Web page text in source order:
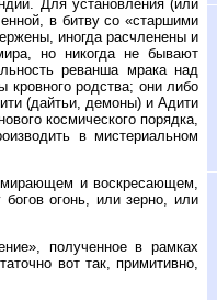
Для установления (или
в битву со «старшими
иногда расчленены и
но никогда не бывают
реванша мрака над
кровного родства; они либо
(дайтьи, демоны) и Адити
космического порядка,
в мистериальном
и воскресающем,
огонь, или зерно, или
полученное в рамках
вот так, примитивно,